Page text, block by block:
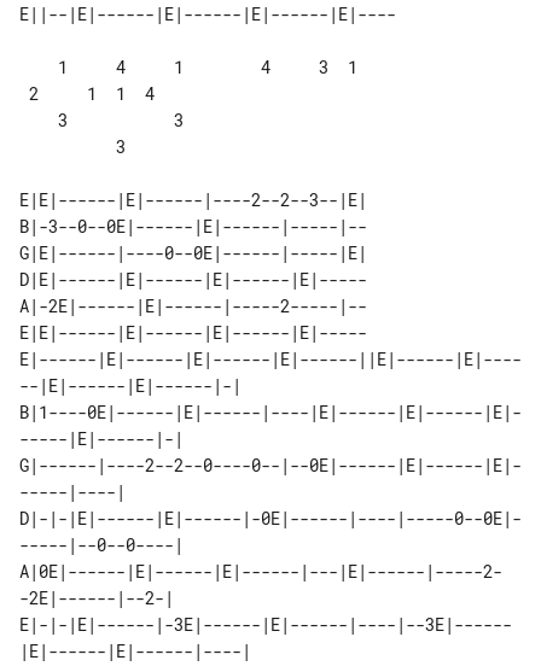
E|E|------|E|------|----2--2--3--|E|
B|-3--0--0E|------|E|------|-----|--
G|E|------|----0--0E|------|-----|E|
D|E|------|E|------|E|------|E|-----
A|-2E|------|E|------|-----2-----|--
E|E|------|E|------|E|------|E|-----
E|------|E|------|E|------|E|------||E|------|E|----
--|E|------|E|------|-|
B|1----0E|------|E|------|----|E|------|E|------|E|-
-----|E|------|-|
G|------|----2--2--0----0--|--0E|------|E|------|E|-
-----|----|
D|-|-|E|------|E|------|-0E|------|----|-----0--0E|-
-----|--0--0----|
A|0E|------|E|------|E|------|---|E|------|-----2-
-2E|------|--2-|
E|-|-|E|------|-3E|------|E|------|----|--3E|------